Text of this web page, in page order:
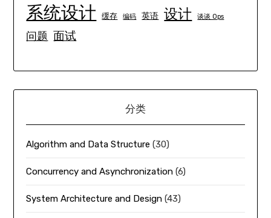
系统设计 缓存 编码 英语 设计 谈谈 Ops
问题 面试
分类
Algorithm and Data Structure (30)
Concurrency and Asynchronization (6)
System Architecture and Design (43)